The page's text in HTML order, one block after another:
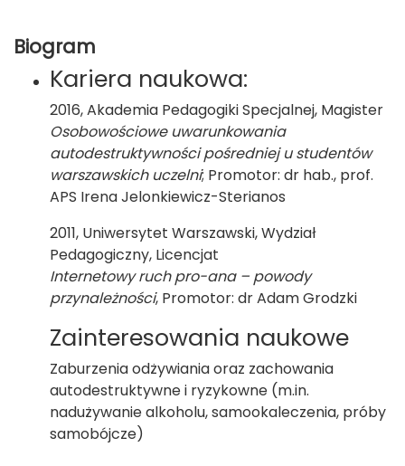
Biogram
Kariera naukowa:
2016, Akademia Pedagogiki Specjalnej, Magister
Osobowościowe uwarunkowania
autodestruktywności pośredniej u studentów
warszawskich uczelni; Promotor: dr hab., prof.
APS Irena Jelonkiewicz-Sterianos
2011, Uniwersytet Warszawski, Wydział
Pedagogiczny, Licencjat
Internetowy ruch pro-ana – powody
przynależności, Promotor: dr Adam Grodzki
Zainteresowania naukowe
Zaburzenia odżywiania oraz zachowania
autodestruktywne i ryzykowne (m.in.
nadużywanie alkoholu, samookaleczenia, próby
samobójcze)